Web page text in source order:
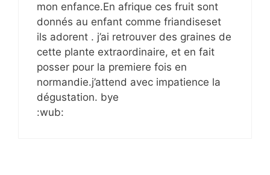
mon enfance.En afrique ces fruit sont
donnés au enfant comme friandiseset
ils adorent . j’ai retrouver des graines de
cette plante extraordinaire, et en fait
posser pour la premiere fois en
normandie.j’attend avec impatience la
dégustation. bye
:wub: